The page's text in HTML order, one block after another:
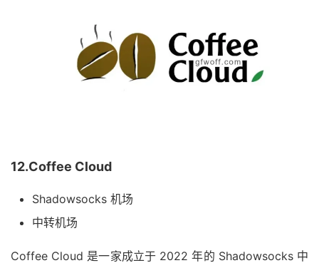
12.Coffee Cloud
Shadowsocks 机场
中转机场
Coffee Cloud 是一家成立于 2022 年的 Shadowsocks 中